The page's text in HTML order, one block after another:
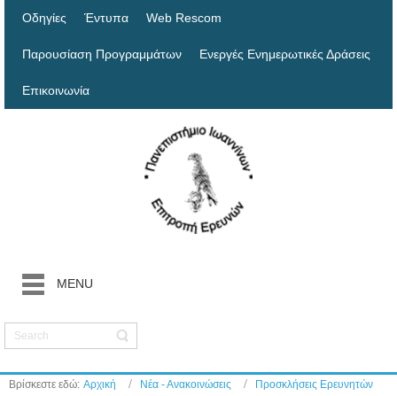
Οδηγίες Έντυπα Web Rescom
Παρουσίαση Προγραμμάτων Ενεργές Ενημερωτικές Δράσεις
Επικοινωνία
MENU
Βρίσκεστε εδώ: Αρχική Νέα - Ανακοινώσεις
Προσκλήσεις Ερευνητών